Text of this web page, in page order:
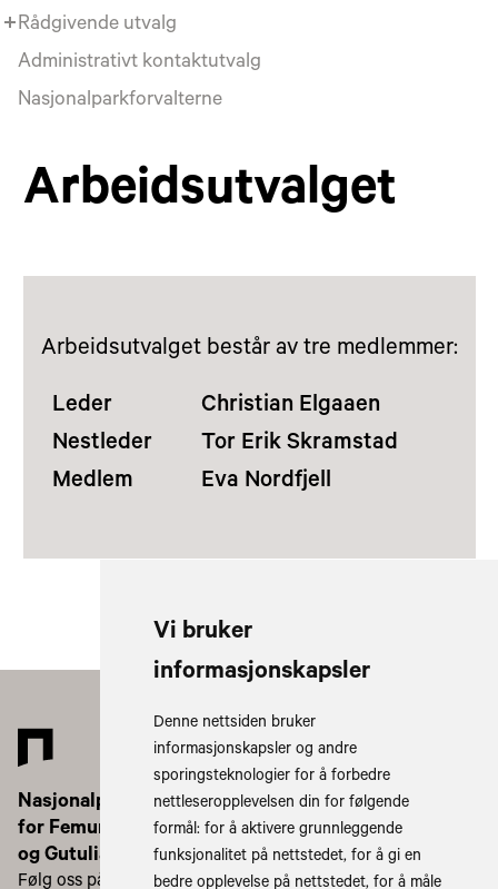
Vi bruker
informasjonskapsler
Denne nettsiden bruker
informasjonskapsler og andre
sporingsteknologier for å forbedre
nettleseropplevelsen din for følgende
formål: for å aktivere grunnleggende
funksjonalitet på nettstedet, for å gi en
bedre opplevelse på nettstedet, for å måle
Rådgivende utvalg
Administrativt kontaktutvalg
Nasjonalparkforvalterne
Arbeidsutvalget
Arbeidsutvalget består av tre medlemmer:
Leder
Nestleder
Medlem
Christian Elgaaen
Tor Erik Skramstad
Eva Nordfjell
Nasjonalparkstyret
for Femundsmarka
og Gutulia
Følg oss på: